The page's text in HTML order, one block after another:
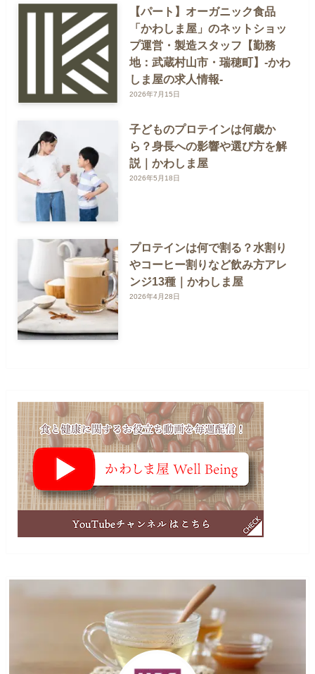
【パート】オーガニック食品
「かわしま屋」のネットショッ
プ運営・製造スタッフ【勤務
地：武蔵村山市・瑞穂町】-かわ
しま屋の求人情報-
2026年7月15日
子どものプロテインは何歳か
ら？身長への影響や選び方を解
説｜かわしま屋
2026年5月18日
プロテインは何で割る？水割り
やコーヒー割りなど飲み方アレ
ンジ13種｜かわしま屋
2026年4月28日